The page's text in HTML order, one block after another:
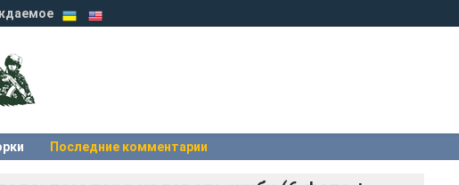
Последние комментарии